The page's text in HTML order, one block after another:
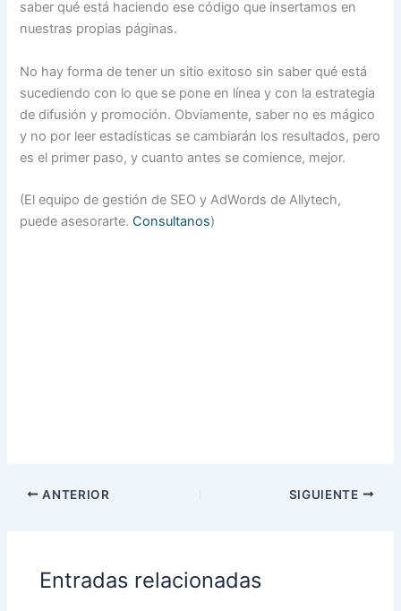
saber qué está haciendo ese código que insertamos en
nuestras propias páginas.
No hay forma de tener un sitio exitoso sin saber qué está
sucediendo con lo que se pone en línea y con la estrategia
de difusión y promoción. Obviamente, saber no es mágico
y no por leer estadísticas se cambiarán los resultados, pero
es el primer paso, y cuanto antes se comience, mejor.
(El equipo de gestión de SEO y AdWords de Allytech,
puede asesorarte. Consultanos)
ANTERIOR SIGUIENTE
Entradas relacionadas